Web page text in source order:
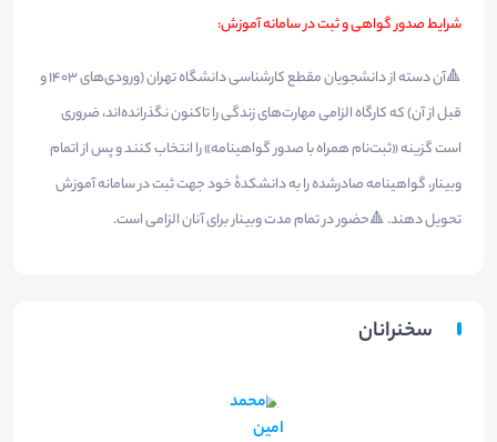
شرایط صدور گواهی و ثبت در سامانه آموزش:
🔺آن دسته از دانشجویان مقطع کارشناسی دانشگاه تهران (ورودی‌های ۱۴۰۳ و
قبل از آن) که کارگاه الزامی مهارت‌های زندگی را تاکنون نگذرانده‌اند، ضروری
است گزینه «ثبت‌نام همراه با صدور گواهینامه» را انتخاب کنند و پس از اتمام
وبینار، گواهینامه صادرشده را به دانشکدهٔ خود جهت ثبت در سامانه آموزش
تحویل دهند. 🔺حضور در تمام مدت وبینار برای آنان الزامی است.
سخنرانان